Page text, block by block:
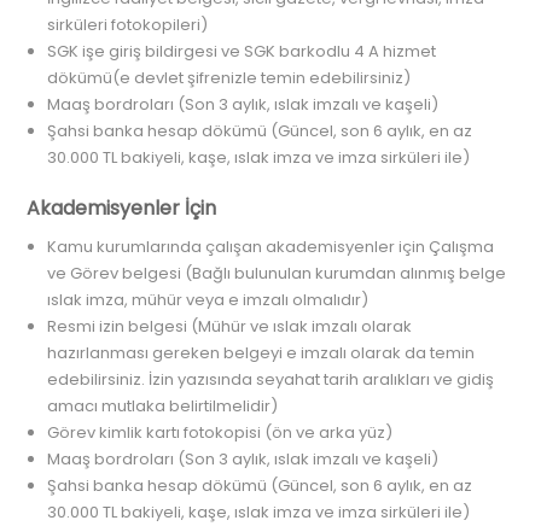
sirküleri fotokopileri)
SGK işe giriş bildirgesi ve SGK barkodlu 4 A hizmet
dökümü(e devlet şifrenizle temin edebilirsiniz)
Maaş bordroları (Son 3 aylık, ıslak imzalı ve kaşeli)
Şahsi banka hesap dökümü (Güncel, son 6 aylık, en az
30.000 TL bakiyeli, kaşe, ıslak imza ve imza sirküleri ile)
Akademisyenler İçin
Kamu kurumlarında çalışan akademisyenler için Çalışma
ve Görev belgesi (Bağlı bulunulan kurumdan alınmış belge
ıslak imza, mühür veya e imzalı olmalıdır)
Resmi izin belgesi (Mühür ve ıslak imzalı olarak
hazırlanması gereken belgeyi e imzalı olarak da temin
edebilirsiniz. İzin yazısında seyahat tarih aralıkları ve gidiş
amacı mutlaka belirtilmelidir)
Görev kimlik kartı fotokopisi (ön ve arka yüz)
Maaş bordroları (Son 3 aylık, ıslak imzalı ve kaşeli)
Şahsi banka hesap dökümü (Güncel, son 6 aylık, en az
30.000 TL bakiyeli, kaşe, ıslak imza ve imza sirküleri ile)